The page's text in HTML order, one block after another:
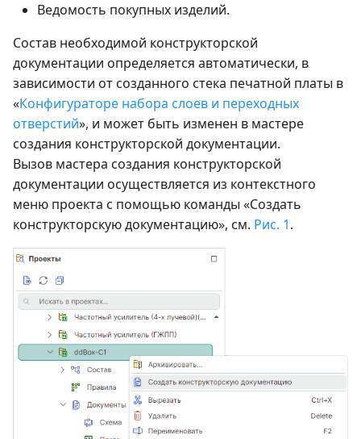
Ведомость покупных изделий.
Состав необходимой конструкторской
документации определяется автоматически, в
зависимости от созданного стека печатной платы в
«Конфигураторе набора слоев и переходных
отверстий», и может быть изменен в мастере
создания конструкторской документации.
Вызов мастера создания конструкторской
документации осуществляется из контекстного
меню проекта с помощью команды «Создать
конструкторскую документацию», см. Рис. 1.